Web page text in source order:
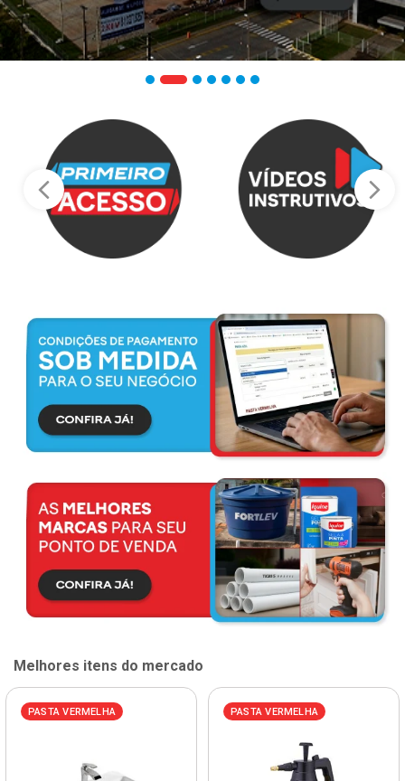
Melhores itens do mercado
PASTA VERMELHA PASTA VERMELHA